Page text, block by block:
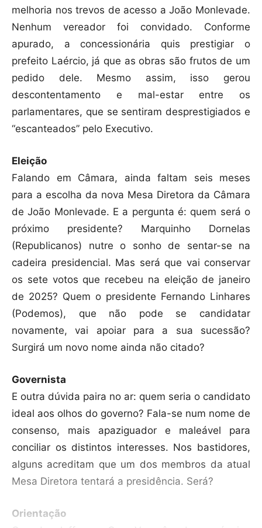
melhoria nos trevos de acesso a João Monlevade.
Nenhum vereador foi convidado. Conforme
apurado, a concessionária quis prestigiar o
prefeito Laércio, já que as obras são frutos de um
pedido dele. Mesmo assim, isso gerou
descontentamento e mal-estar entre os
parlamentares, que se sentiram desprestigiados e
“escanteados” pelo Executivo.
Eleição
Falando em Câmara, ainda faltam seis meses
para a escolha da nova Mesa Diretora da Câmara
de João Monlevade. E a pergunta é: quem será o
próximo presidente? Marquinho Dornelas
(Republicanos) nutre o sonho de sentar-se na
cadeira presidencial. Mas será que vai conservar
os sete votos que recebeu na eleição de janeiro
de 2025? Quem o presidente Fernando Linhares
(Podemos), que não pode se candidatar
novamente, vai apoiar para a sua sucessão?
Surgirá um novo nome ainda não citado?
Governista
E outra dúvida paira no ar: quem seria o candidato
ideal aos olhos do governo? Fala-se num nome de
consenso, mais apaziguador e maleável para
conciliar os distintos interesses. Nos bastidores,
alguns acreditam que um dos membros da atual
Mesa Diretora tentará a presidência. Será?
Orientação